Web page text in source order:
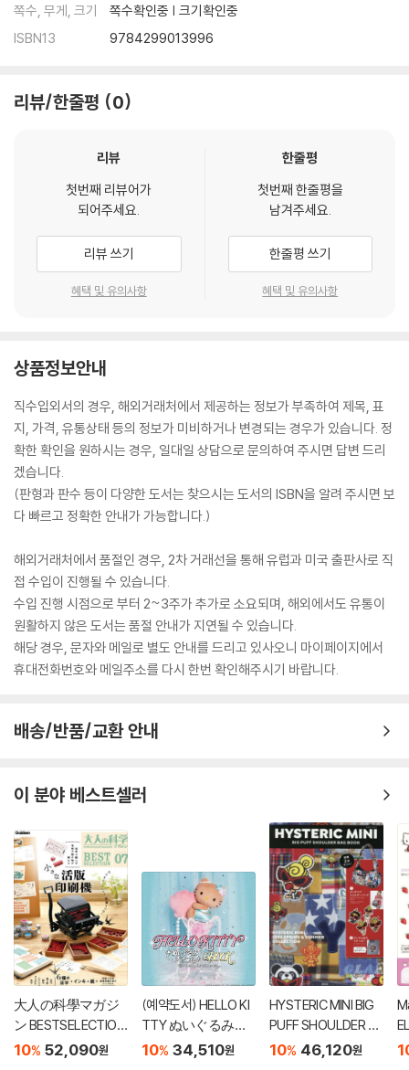
쪽수, 무게, 크기
쪽수확인중 | 크기확인중
ISBN13
9784299013996
리뷰/한줄평 0
리뷰
첫번째 리뷰어가
되어주세요.
리뷰 쓰기
혜택 및 유의사항
한줄평
첫번째 한줄평을
남겨주세요.
한줄평 쓰기
혜택 및 유의사항
상품정보안내
직수입외서의 경우, 해외거래처에서 제공하는 정보가 부족하여 제목, 표
지, 가격, 유통상태 등의 정보가 미비하거나 변경되는 경우가 있습니다. 정
확한 확인을 원하시는 경우, 일대일 상담으로 문의하여 주시면 답변 드리
겠습니다.
(판형과 판수 등이 다양한 도서는 찾으시는 도서의 ISBN을 알려 주시면 보
다 빠르고 정확한 안내가 가능합니다.)
해외거래처에서 품절인 경우, 2차 거래선을 통해 유럽과 미국 출판사로 직
접 수입이 진행될 수 있습니다.
수입 진행 시점으로 부터 2~3주가 추가로 소요되며, 해외에서도 유통이
원활하지 않은 도서는 품절 안내가 지연될 수 있습니다.
해당 경우, 문자와 메일로 별도 안내를 드리고 있사오니 마이페이지에서
휴대전화번호와 메일주소를 다시 한번 확인해주시기 바랍니다.
배송/반품/교환 안내
이 분야 베스트셀러
大人の科學マガジ
ン BESTSELECTION
07 小さな活版印刷
10% 52,090원
(예약도서) HELLO KI
TTY ぬいぐるみチ
ャ-ムBOOK shell pe
10% 34,510원
HYSTERIC MINI BIG
PUFF SHOULDER B
AG BOOK
10% 46,120원